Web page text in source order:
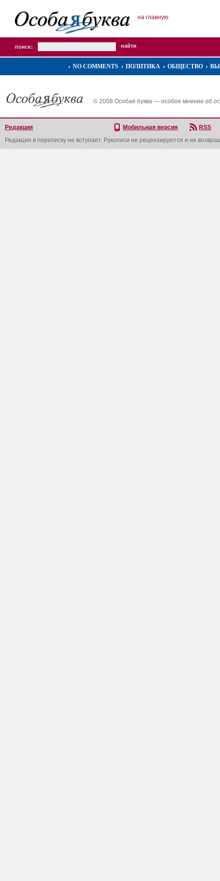
на главную
поиск:
NO COMMENTS ПОЛИТИКА ОБЩЕСТВО
© 2008 Особая буква — особое мнение об
Редакция Мобильная версия
RSS
Редакция в переписку не вступает. Рукописи не рецензируются и не